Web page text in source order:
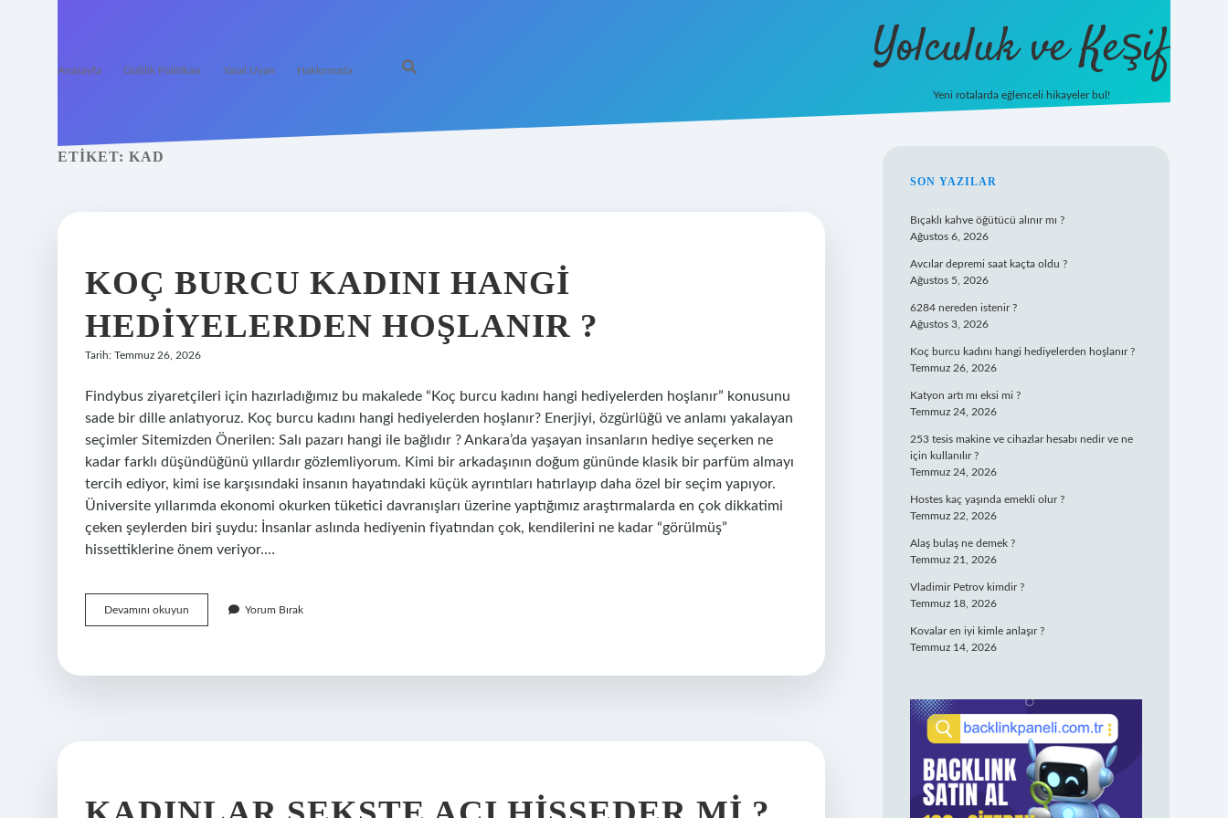
Anasayfa Gizlilik Politikası Yasal Uyarı Hakkımızda Yolculuk ve Keşif
Yeni rotalarda eğlenceli hikayeler bul!
ETIKET: KAD
KOÇ BURCU KADINI HANGI
HEDIYELERDEN HOŞLANIR ?
Tarih: Temmuz 26, 2026
Findybus ziyaretçileri için hazırladığımız bu makalede “Koç burcu kadını hangi hediyelerden hoşlanır” konusunu
sade bir dille anlatıyoruz. Koç burcu kadını hangi hediyelerden hoşlanır? Enerjiyi, özgürlüğü ve anlamı yakalayan
seçimler Sitemizden Önerilen: Salı pazarı hangi ile bağlıdır ? Ankara’da yaşayan insanların hediye seçerken ne
kadar farklı düşündüğünü yıllardır gözlemliyorum. Kimi bir arkadaşının doğum gününde klasik bir parfüm almayı
tercih ediyor, kimi ise karşısındaki insanın hayatındaki küçük ayrıntıları hatırlayıp daha özel bir seçim yapıyor.
Üniversite yıllarımda ekonomi okurken tüketici davranışları üzerine yaptığımız araştırmalarda en çok dikkatimi
çeken şeylerden biri şuydu: İnsanlar aslında hediyenin fiyatından çok, kendilerini ne kadar “görülmüş”
hissettiklerine önem veriyor.…
Devamını okuyun
burcu
hediyelerden
Yorum Bırak
SIDEBAR
SON YAZILAR
Bıçaklı kahve öğütücü alınır mı ?
Ağustos 6, 2026
Avcılar depremi saat kaçta oldu ?
Ağustos 5, 2026
6284 nereden istenir ?
Ağustos 3, 2026
Koç burcu kadını hangi hediyelerden hoşlanır ?
Temmuz 26, 2026
Katyon artı mı eksi mi ?
Temmuz 24, 2026
253 tesis makine ve cihazlar hesabı nedir ve ne
için kullanılır ?
Temmuz 24, 2026
Hostes kaç yaşında emekli olur ?
Temmuz 22, 2026
Alaş bulaş ne demek ?
Temmuz 21, 2026
Vladimir Petrov kimdir ?
Temmuz 18, 2026
Kovalar en iyi kimle anlaşır ?
Temmuz 14, 2026